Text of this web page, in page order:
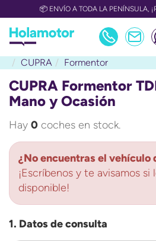
📦 ENVÍO A TODA LA PENÍNSULA,
CUPRA Formentor
CUPRA Formentor
Mano y Ocasión
Hay 0 coches en stock.
¿No encuentras el vehículo
¡Escríbenos y te avisamos si
disponible!
1. Datos de consulta